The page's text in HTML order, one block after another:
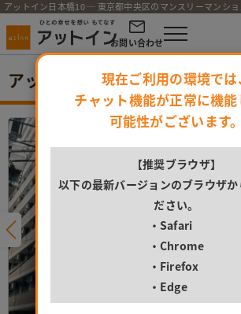
アットイン日本橋10 ─ 東京都中央区のマンスリーマンショ
お問い合わせ
アットイン日本橋10現在ご利用の環境では
チャット機能が正常に機能
可能性がございます。
【推奨ブラウザ】
以下の最新バージョンのブラウザか
ださい。
・Safari
・Chrome
・Firefox
・Edge